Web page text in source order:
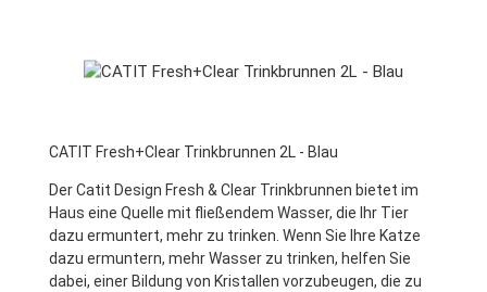
CATIT Fresh+Clear Trinkbrunnen 2L - Blau
Der Catit Design Fresh & Clear Trinkbrunnen bietet im
Haus eine Quelle mit fließendem Wasser, die Ihr Tier
dazu ermuntert, mehr zu trinken. Wenn Sie Ihre Katze
dazu ermuntern, mehr Wasser zu trinken, helfen Sie
dabei, einer Bildung von Kristallen vorzubeugen, die zu